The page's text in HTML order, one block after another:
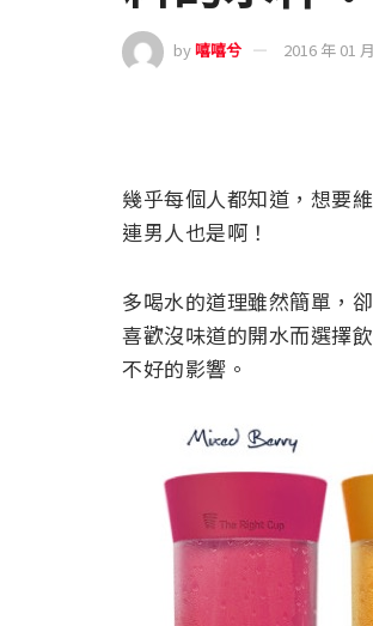
by嘻嘻兮 2016 年 01
幾乎每個人都知道，想要
連男人也是啊！
多喝水的道理雖然簡單，
喜歡沒味道的開水而選擇
不好的影響。